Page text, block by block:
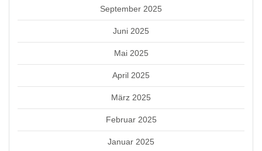
September 2025
Juni 2025
Mai 2025
April 2025
März 2025
Februar 2025
Januar 2025